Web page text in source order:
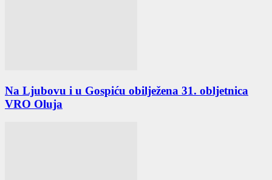
Na Ljubovu i u Gospiću obilježena 31. obljetnica
VRO Oluja